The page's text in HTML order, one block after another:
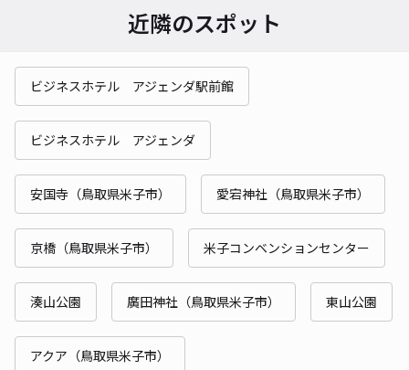
近隣のスポット
ビジネスホテル アジェンダ駅前館
ビジネスホテル アジェンダ
安国寺（鳥取県米子市） 愛宕神社（鳥取県米子市）
京橋（鳥取県米子市） 米子コンベンションセンター
湊山公園 廣田神社（鳥取県米子市） 東山公園
アクア（鳥取県米子市）